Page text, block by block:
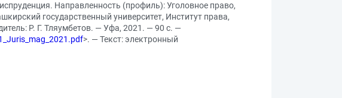
Направленность (профиль): Уголовное право,
государственный университет, Институт права,
Р. Г. Тляумбетов. — Уфа, 2021. — 90 с. —
>. — Текст: электронный